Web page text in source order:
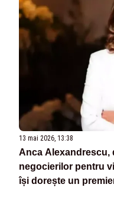
13 mai 2026, 13:38
Anca Alexandrescu,
negocierilor pentru
își dorește un